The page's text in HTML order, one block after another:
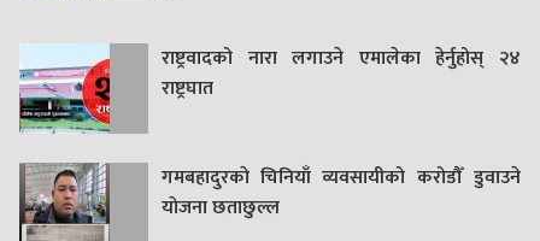
राष्ट्रवादको नारा लगाउने एमालेका हेर्नुहोस् २४
राष्ट्रघात
गमबहादुरकाे चिनियाँ व्यवसायीको करोडौँ डुवाउने
याेजना छताछुल्ल